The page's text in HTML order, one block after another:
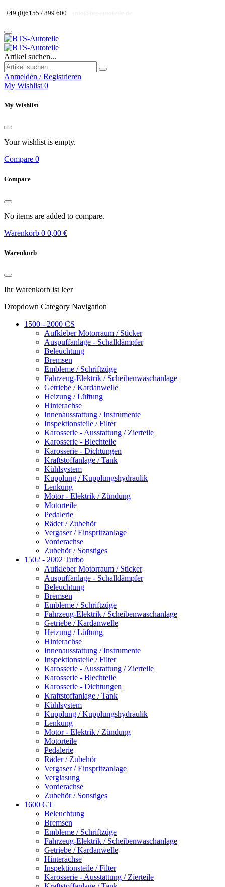
+49 (0)6155 / 899 600
Artikel suchen...
Anmelden / Registrieren
My Wishlist 0
My Wishlist
Your wishlist is empty.
Compare 0
Compare
No items are added to compare.
Warenkorb 0 0,00 €
Warenkorb
Ihr Warenkorb ist leer
Dropdown Category Navigation
1500 - 2000 CS
Aufkleber Motorraum / Sticker
Auspuffanlage - Schalldämpfer
Beleuchtung
Bremsen
Embleme / Schriftzüge
Fahrzeug-Elektrik / Scheibenwaschanlage
Getriebe / Kardanwelle
Heizung / Lüftung
Hinterachse
Innenausstattung / Instrumente
Inspektionsteile / Filter
Karosserie - Ausstattung / Zierteile
Karosserie - Blechteile
Karosserie - Dichtungen
Kraftstoffanlage / Tank
Kühlsystem
Kupplung / Kupplungshydraulik
Lenkung
Motor - Elektrik / Zündung
Motorteile
Pedalerie
Räder / Zubehör
Vergaser / Einspritzanlage
Vorderachse
Zubehör / Sonstiges
1502 - 2002 Turbo
Aufkleber Motorraum / Sticker
Auspuffanlage - Schalldämpfer
Beleuchtung
Bremsen
Embleme / Schriftzüge
Fahrzeug-Elektrik / Scheibenwaschanlage
Getriebe / Kardanwelle
Heizung / Lüftung
Hinterachse
Innenausstattung / Instrumente
Inspektionsteile / Filter
Karosserie - Ausstattung / Zierteile
Karosserie - Blechteile
Karosserie - Dichtungen
Kraftstoffanlage / Tank
Kühlsystem
Kupplung / Kupplungshydraulik
Lenkung
Motor - Elektrik / Zündung
Motorteile
Pedalerie
Räder / Zubehör
Vergaser / Einspritzanlage
Verglasung
Vorderachse
Zubehör / Sonstiges
1600 GT
Beleuchtung
Bremsen
Embleme / Schriftzüge
Fahrzeug-Elektrik / Scheibenwaschanlage
Getriebe / Kardanwelle
Hinterachse
Inspektionsteile / Filter
Karosserie - Ausstattung / Zierteile